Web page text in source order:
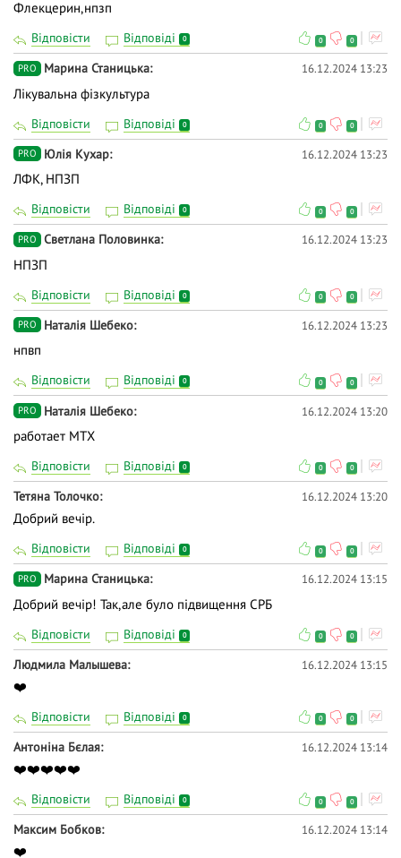
Флекцерин,нпзп
Відповісти Відповіді 0 0 0
PRO Марина Станицька 16.12.2024 13:23
Лікувальна фізкультура
Відповісти Відповіді 0 0 0
PRO Юлія Кухар 16.12.2024 13:23
ЛФК, НПЗП
Відповісти Відповіді 0 0 0
PRO Светлана Половинка 16.12.2024 13:23
НПЗП
Відповісти Відповіді 0 0 0
PRO Наталія Шебеко 16.12.2024 13:23
нпвп
Відповісти Відповіді 0 0 0
PRO Наталія Шебеко 16.12.2024 13:20
работает МТХ
Відповісти Відповіді 0 0 0
Тетяна Толочко 16.12.2024 13:20
Добрий вечір.
Відповісти Відповіді 0 0 0
PRO Марина Станицька 16.12.2024 13:15
Добрий вечір! Так,але було підвищення СРБ
Відповісти Відповіді 0 0 0
Людмила Малышева 16.12.2024 13:15
❤️
Відповісти Відповіді 0 0 0
Антоніна Бєлая 16.12.2024 13:14
❤️❤️❤️❤️❤️
Відповісти Відповіді 0 0 0
Максим Бобков 16.12.2024 13:14
❤️